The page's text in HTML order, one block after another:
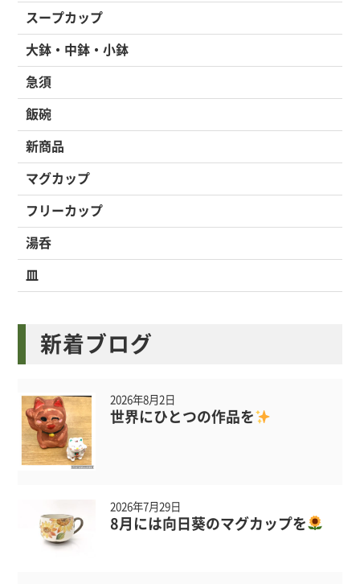
スープカップ
大鉢・中鉢・小鉢
急須
飯碗
新商品
マグカップ
フリーカップ
湯呑
皿
新着ブログ
2026年8月2日
世界にひとつの作品を
2026年7月29日
8月には向日葵のマグカップを